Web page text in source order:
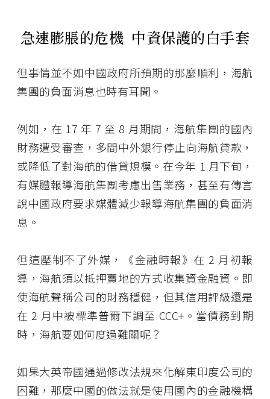
急速膨脹的危機 中資保護的白手套
但事情並不如中國政府所預期的那麼順利，海航
集團的負面消息也時有耳聞。
例如，在 17 年 7 至 8 月期間，海航集團的國內
財務遭受審查，多間中外銀行停止向海航貸款，
或降低了對海航的借貸規模。在今年 1 月下旬，
有媒體報導海航集團考慮出售業務，甚至有傳言
說中國政府要求媒體減少報導海航集團的負面消
息。
但這壓制不了外媒，《金融時報》在 2 月初報
導，海航須以抵押賣地的方式收集資金融資。即
使海航聲稱公司的財務穩健，但其信用評級還是
在 2 月中被標準普爾下調至 CCC+。當債務到期
時，海航要如何度過難關呢？
如果大英帝國通過修改法規來化解東印度公司的
困難，那麼中國的做法就是使用國內的金融機構